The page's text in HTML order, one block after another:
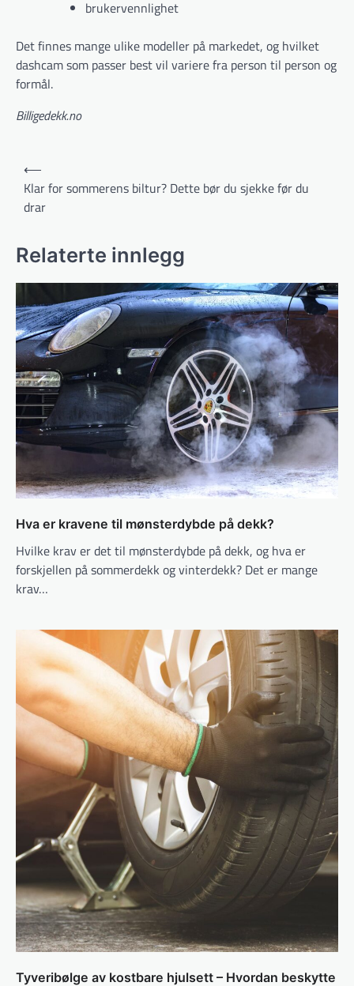
brukervennlighet
Det finnes mange ulike modeller på markedet, og hvilket
dashcam som passer best vil variere fra person til person og
formål.
Billigedekk.no
Innleggsnavigasjon
⟵
Klar for sommerens biltur? Dette bør du sjekke før du
drar
Relaterte innlegg
Hva er kravene til mønsterdybde på dekk?
Hvilke krav er det til mønsterdybde på dekk, og hva er
forskjellen på sommerdekk og vinterdekk? Det er mange
krav…
Tyveribølge av kostbare hjulsett – Hvordan beskytte